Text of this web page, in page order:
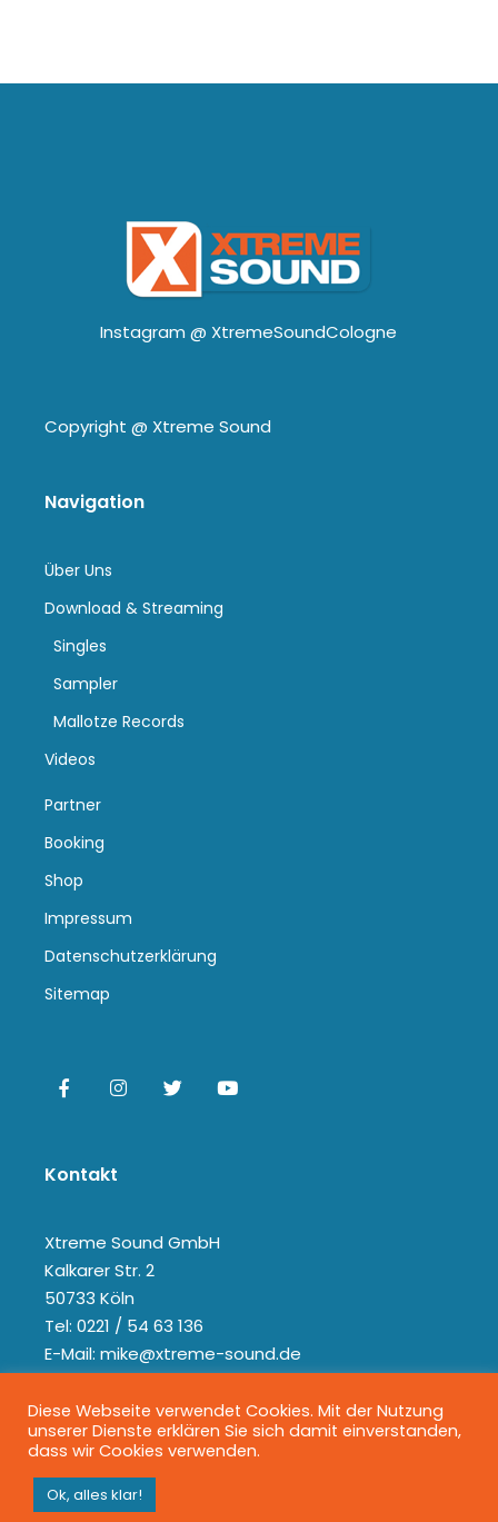
Instagram @ XtremeSoundCologne
Copyright @ Xtreme Sound
Navigation
Über Uns
Download & Streaming
Singles
Sampler
Mallotze Records
Videos
Partner
Booking
Shop
Impressum
Datenschutzerklärung
Sitemap
Kontakt
Xtreme Sound GmbH
Kalkarer Str. 2
50733 Köln
Tel: 0221 / 54 63 136
E-Mail: mike@xtreme-sound.de
Diese Webseite verwendet Cookies. Mit der Nutzung
unserer Dienste erklären Sie sich damit einverstanden,
dass wir Cookies verwenden.
Ok, alles klar!